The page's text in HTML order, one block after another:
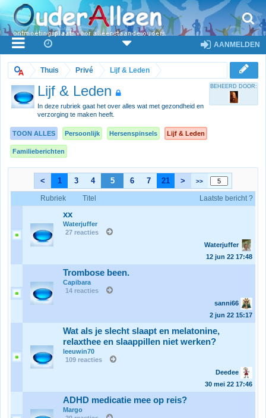
AANMELDEN
Thuis Privé Lijf & Leden
Lijf & Leden
In deze rubriek gaat het over alles wat met gezondheid en
verzorging te maken heeft.
BEHEERD DOOR:
TOON ALLES Persoonlijk Hersenspinsels Lijf & Leden
Familieberichten
< 1 3 4 5 6 7 21 > >>
Rubriek Titel Laatste bericht ?
xx
Waterjuffer
27 reacties
Waterjuffer
12 jun 22 17:48
Trombose been.
Capibara
14 reacties
sanni66
2 jun 22 15:17
Wat als je slecht slaapt en melatonine,
relaxthee en slaappillen niet werken?
leeuwin70
109 reacties
Deedee
30 mei 22 17:46
ADHD medicatie mee op reis?
Margo